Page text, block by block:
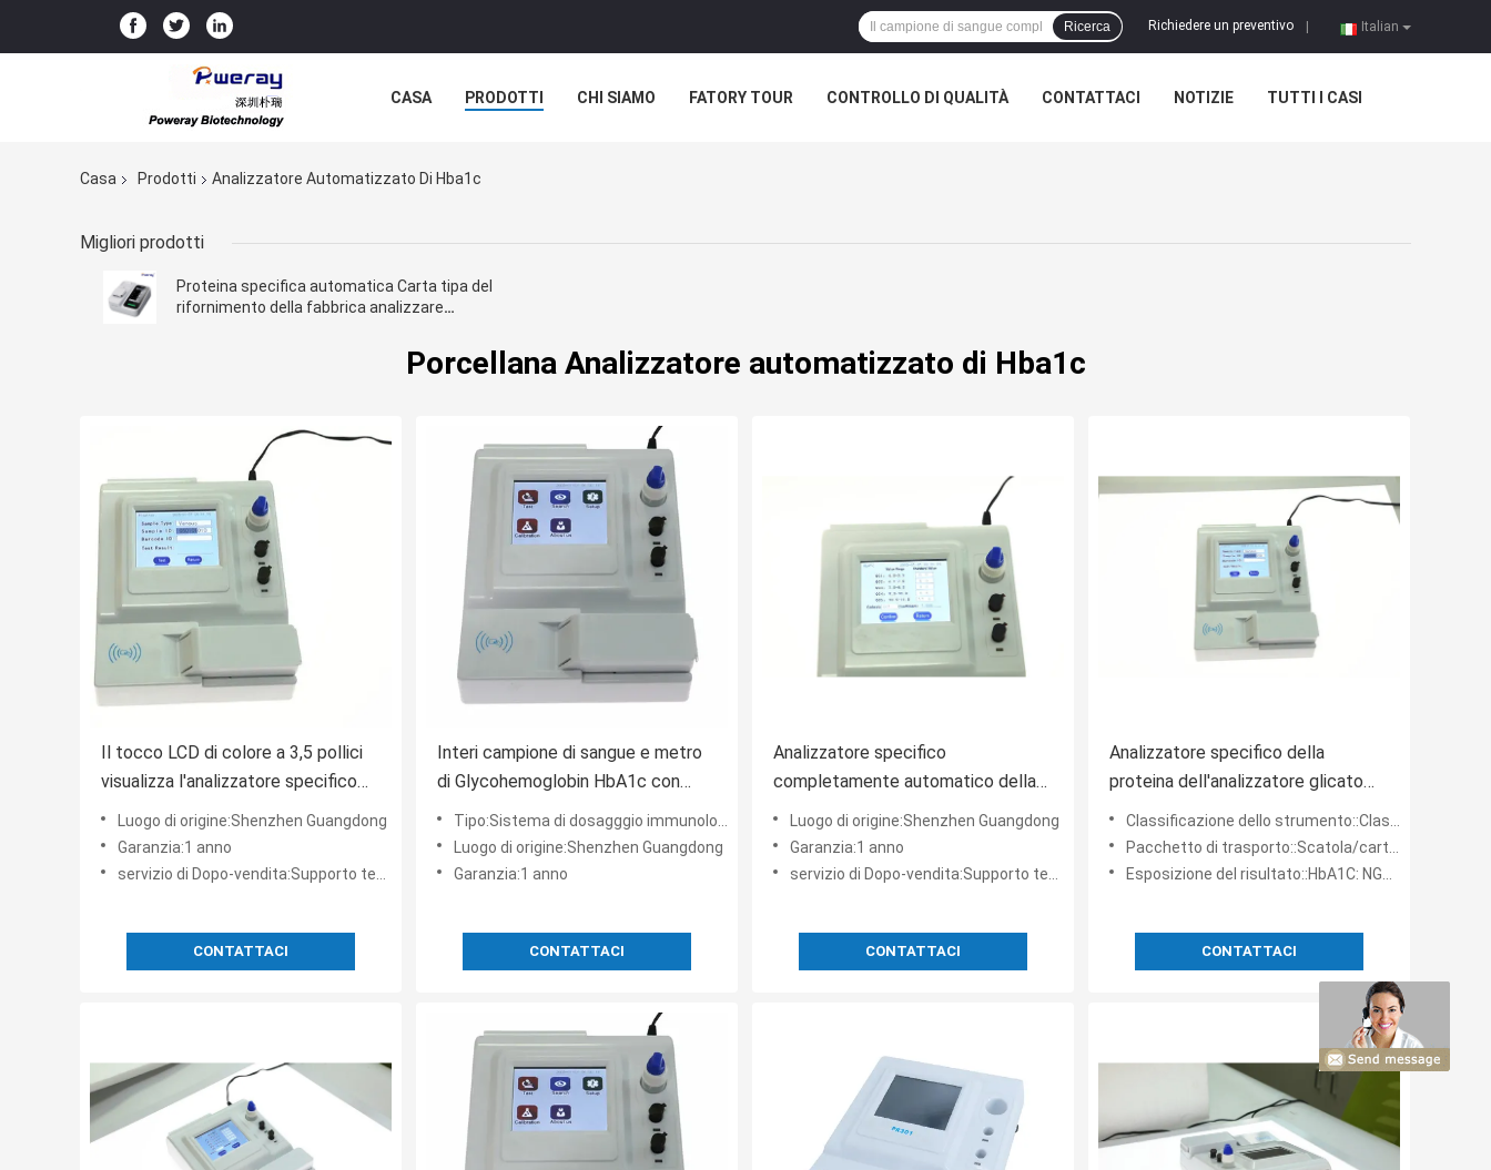
Italian
Richiedere un preventivo
Ricerca
CASA PRODOTTI CHI SIAMO FATORY TOUR CONTROLLO DI QUALITÀ CONTATTACI NOTIZIE TUTTI I CASI
Casa Prodotti Analizzatore Automatizzato Di Hba1c
Migliori prodotti
Proteina specifica automatica Carta tipa del
rifornimento della fabbrica analizzare
Porcellana Analizzatore automatizzato di Hba1c
Il tocco LCD di colore a 3,5 pollici
visualizza l'analizzatore specifico
della proteina di Hba1c
completamente automatico
Luogo di origine:Shenzhen Guangdong
Garanzia:1 anno
servizio di Dopo-vendita:Supporto tecnico online
CONTATTACI
Interi campione di sangue e metro
di Glycohemoglobin HbA1c con
esposizione
Tipo:Sistema di dosagggio immunologico, analizzatore di biochimica
Luogo di origine:Shenzhen Guangdong
Garanzia:1 anno
CONTATTACI
Analizzatore specifico
completamente automatico della
proteina, analizzatore della proteina
Hba1c del laboratorio
Luogo di origine:Shenzhen Guangdong
Garanzia:1 anno
servizio di Dopo-vendita:Supporto tecnico online
CONTATTACI
Analizzatore specifico della
proteina dell'analizzatore glicato
dell'emoglobina A1c Hba1c
Classificazione dello strumento::Classe II
Pacchetto di trasporto::Scatola/cartone
Esposizione del risultato::HbA1C: NGSP+IFCC/CRP: CRP+hsCRP
CONTATTACI